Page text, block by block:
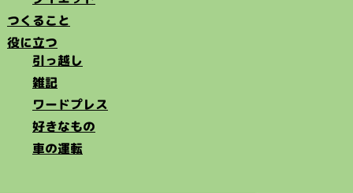
つくること
役に立つ
引っ越し
雑記
ワードプレス
好きなもの
車の運転